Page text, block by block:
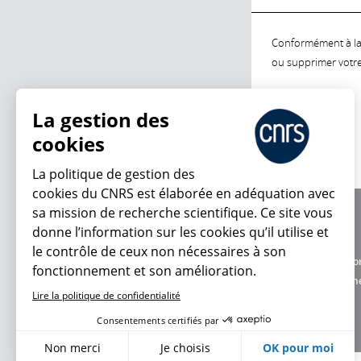
Conformément à
ou supprimer
Charte
Données
La gestion des
cookies
La politique de gestion des
cookies du CNRS est élaborée en adéquation avec
sa mission de recherche scientifique. Ce site vous
donne l’information sur les cookies qu’il utilise et
le contrôle de ceux non nécessaires à son
fonctionnement et son amélioration.
Lire la politique de confidentialité
Consentements certifiés par
Non merci Je choisis OK pour moi